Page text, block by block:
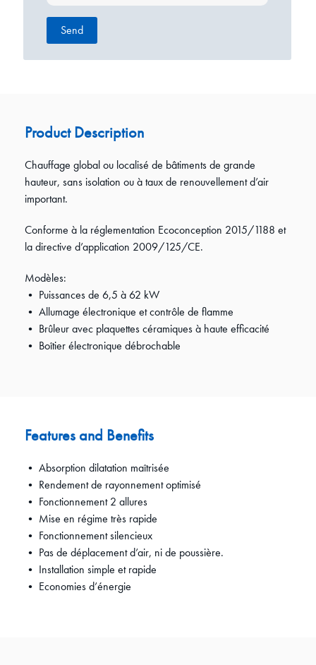
Product Description
Chauffage global ou localisé de bâtiments de grande
hauteur, sans isolation ou à taux de renouvellement d’air
important.
Conforme à la réglementation Ecoconception 2015/1188 et
la directive d’application 2009/125/CE.
Modèles:
• Puissances de 6,5 à 62 kW
• Allumage électronique et contrôle de flamme
• Brûleur avec plaquettes céramiques à haute efficacité
• Boîtier électronique débrochable
Features and Benefits
• Absorption dilatation maîtrisée
• Rendement de rayonnement optimisé
• Fonctionnement 2 allures
• Mise en régime très rapide
• Fonctionnement silencieux
• Pas de déplacement d’air, ni de poussière.
• Installation simple et rapide
• Economies d’énergie